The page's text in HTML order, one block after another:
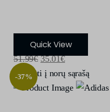
Quick View
51.99€ 35.01€
Įdėti į norų sąrašą
-37%